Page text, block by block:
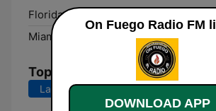
Florida City:
Miami Beach:
Online
Top Songs
Last 7 days Last 30 days
On Fuego Radio FM
DOWNLOAD APP